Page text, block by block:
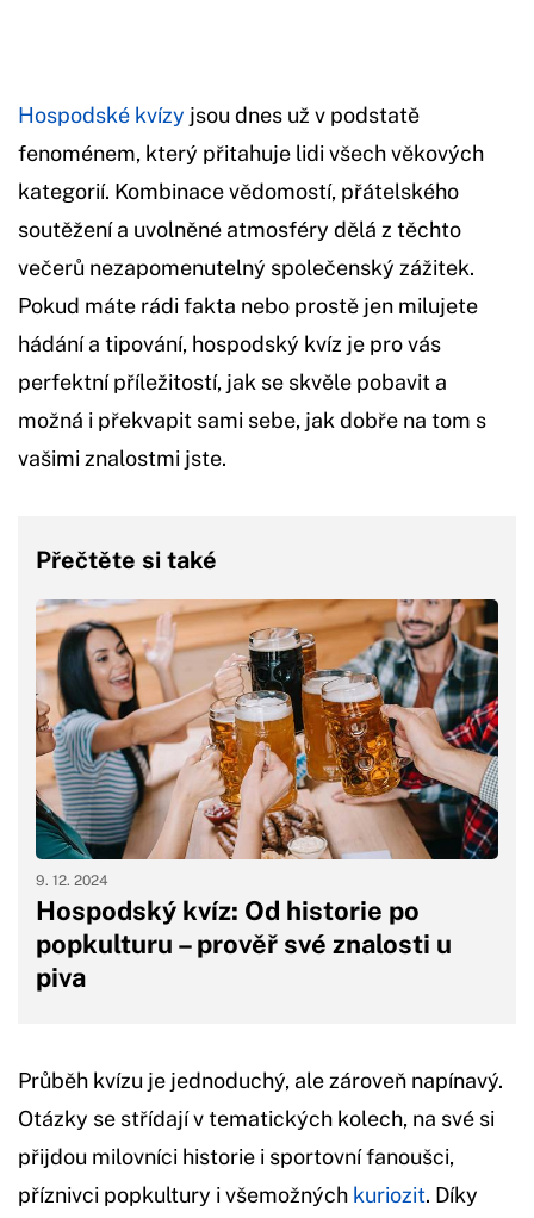
Hospodské kvízy jsou dnes už v podstatě
fenoménem, který přitahuje lidi všech věkových
kategorií. Kombinace vědomostí, přátelského
soutěžení a uvolněné atmosféry dělá z těchto
večerů nezapomenutelný společenský zážitek.
Pokud máte rádi fakta nebo prostě jen milujete
hádání a tipování, hospodský kvíz je pro vás
perfektní příležitostí, jak se skvěle pobavit a
možná i překvapit sami sebe, jak dobře na tom s
vašimi znalostmi jste.
Přečtěte si také
Hospodský kvíz: Od historie po
popkulturu – prověř své znalosti u
piva
9. 12. 2024
Průběh kvízu je jednoduchý, ale zároveň napínavý.
Otázky se střídají v tematických kolech, na své si
přijdou milovníci historie i sportovní fanoušci,
příznivci popkultury i všemožných kuriozit. Díky